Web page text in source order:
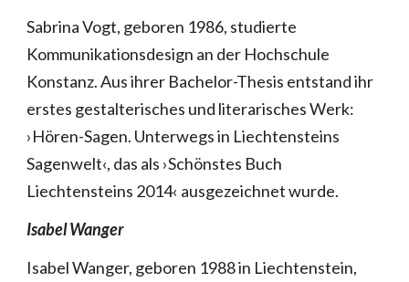
Sabrina Vogt, geboren 1986, studierte
Kommunikationsdesign an der Hochschule
Konstanz. Aus ihrer Bachelor-Thesis entstand ihr
erstes gestalterisches und literarisches Werk:
›Hören-Sagen. Unterwegs in Liechtensteins
Sagenwelt‹, das als ›Schönstes Buch
Liechtensteins 2014‹ ausgezeichnet wurde.
Isabel Wanger
Isabel Wanger, geboren 1988 in Liechtenstein,